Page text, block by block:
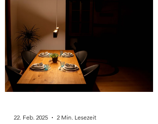
22. Feb. 2025 2 Min. Lesezeit